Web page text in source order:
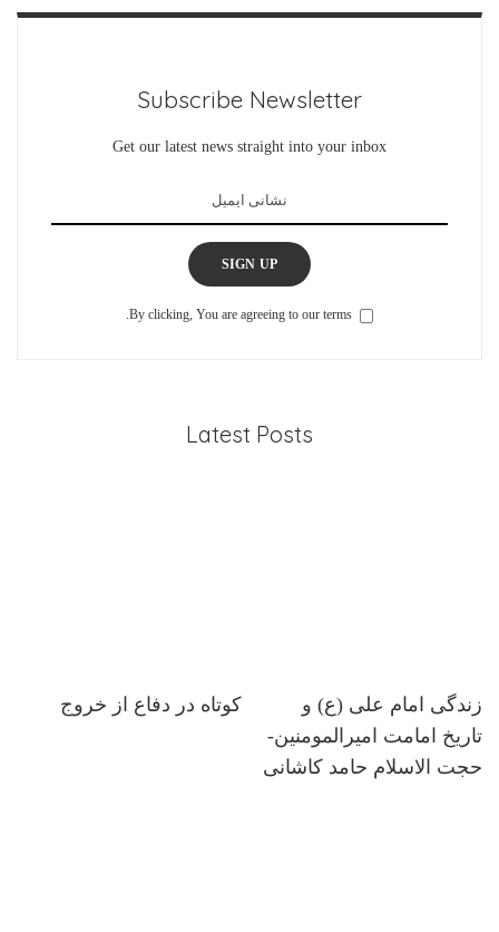
Subscribe Newsletter
Get our latest news straight into your inbox
SIGN UP
By clicking, You are agreeing to our terms.
Latest Posts
زندگی امام علی (ع) و
تاریخ امامت امیرالمومنین-
حجت الاسلام حامد کاشانی
کوتاه در دفاع از خروج